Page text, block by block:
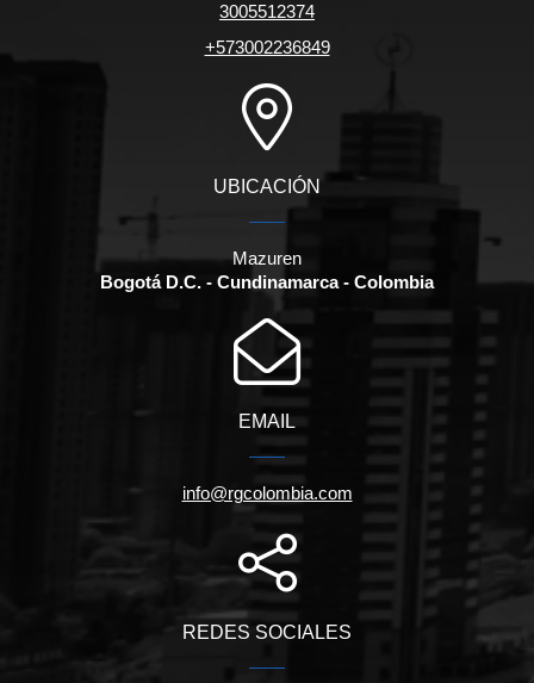
3005512374
+573002236849
UBICACIÓN
Mazuren
Bogotá D.C. - Cundinamarca - Colombia
EMAIL
info@rgcolombia.com
REDES SOCIALES